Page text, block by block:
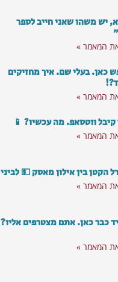
יש משהו שאני חייב לספר
המאמר »
כאן. בעלי שם. איך מחזיקים
המאמר »
קיבל ווטסאפ. מה עכשיו? 📱
המאמר »
הקטן בין אילון מאסק 💵 לביני
המאמר »
כבר כאן. אתם מצטרפים אליו?
המאמר »